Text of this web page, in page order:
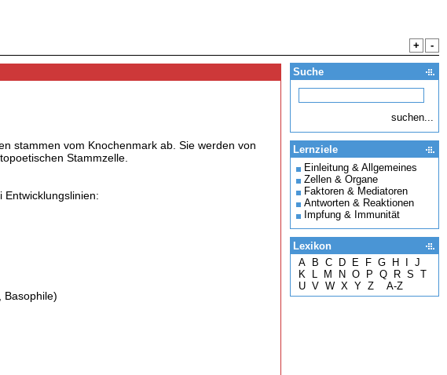
+ -
stammen vom Knochenmark ab. Sie werden von
Stammzelle.
Entwicklungslinien:
Basophile)
Suche
Lernziele
Einleitung & Allgemeines
Zellen & Organe
Faktoren & Mediatoren
Antworten & Reaktionen
Impfung & Immunität
Lexikon
A
B C D E F G H
J
K
L M N O P Q R S T
U V W X Y Z A-Z